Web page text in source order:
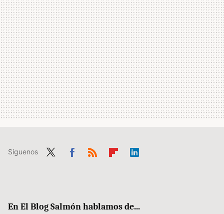
Síguenos
En El Blog Salmón hablamos de...